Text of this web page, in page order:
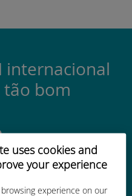
uses cookies and
your experience
experience on our
internacional
tão bom